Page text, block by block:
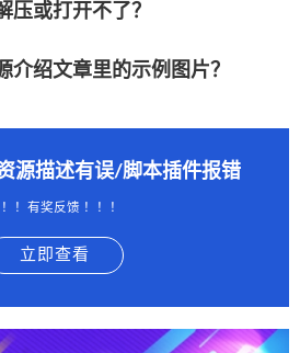
压或打开不了？
介绍文章里的示例图片？
源描述有误/脚本插件报错
！！有奖反馈 ！！！
立即查看